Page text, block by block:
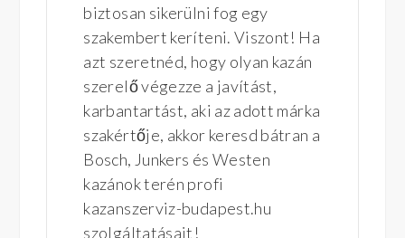
biztosan sikerülni fog egy
szakembert keríteni. Viszont! Ha
azt szeretnéd, hogy olyan kazán
szerelő végezze a javítást,
karbantartást, aki az adott márka
szakértője, akkor keresd bátran a
Bosch, Junkers és Westen
kazánok terén profi
kazanszerviz-budapest.hu
szolgáltatásait!